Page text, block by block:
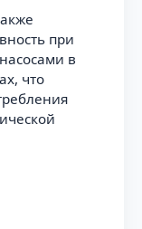
при
в
что